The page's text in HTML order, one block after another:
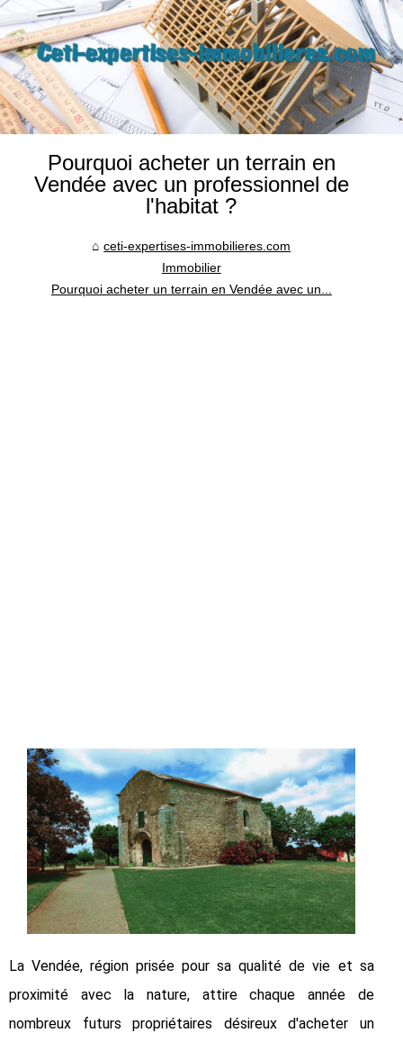
Pourquoi acheter un terrain en
Vendée avec un professionnel de
l'habitat ?
ceti-expertises-immobilieres.com
Immobilier
Pourquoi acheter un terrain en Vendée avec un...
La Vendée, région prisée pour sa qualité de vie et sa
proximité avec la nature, attire chaque année de
nombreux futurs propriétaires désireux d'acheter un